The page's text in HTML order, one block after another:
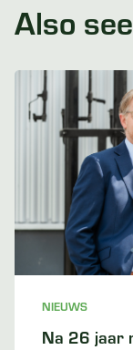
Also see
NIEUWS
Na 26 jaar